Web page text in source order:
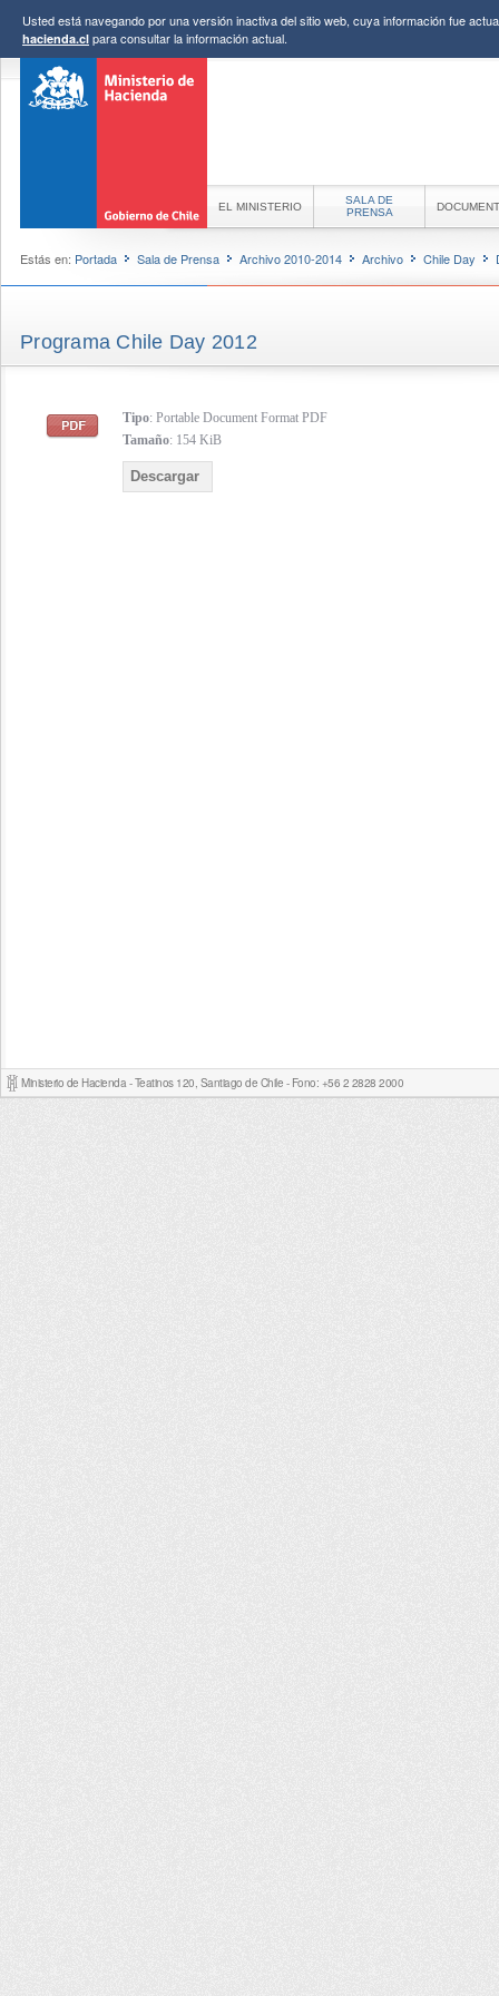
Usted está navegando por una versión inactiva del sitio web, cuya información fue
hacienda.cl para consultar la información actual.
EL MINISTERIO
SALA DE
PRENSA
Estás en: Portada Sala de Prensa Archivo 2010-2014 Archivo Chile Day
Programa Chile Day 2012
Tipo: Portable Document Format PDF
Tamaño: 154 KiB
Descargar
Ministerio de Hacienda - Teatinos 120, Santiago de Chile - Fono: +56 2 2828 2000